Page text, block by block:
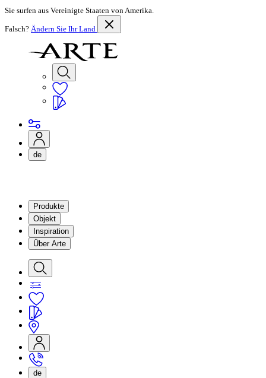
Sie surfen aus Vereinigte Staaten von Amerika.
Falsch? Ändern Sie Ihr Land
de
Produkte
Objekt
Inspiration
Über Arte
de